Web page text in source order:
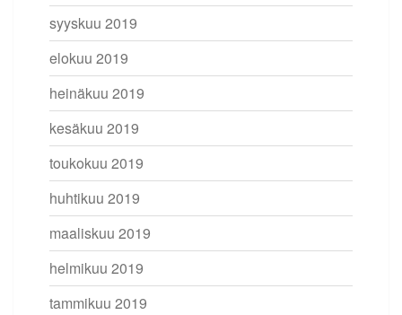
syyskuu 2019
elokuu 2019
heinäkuu 2019
kesäkuu 2019
toukokuu 2019
huhtikuu 2019
maaliskuu 2019
helmikuu 2019
tammikuu 2019